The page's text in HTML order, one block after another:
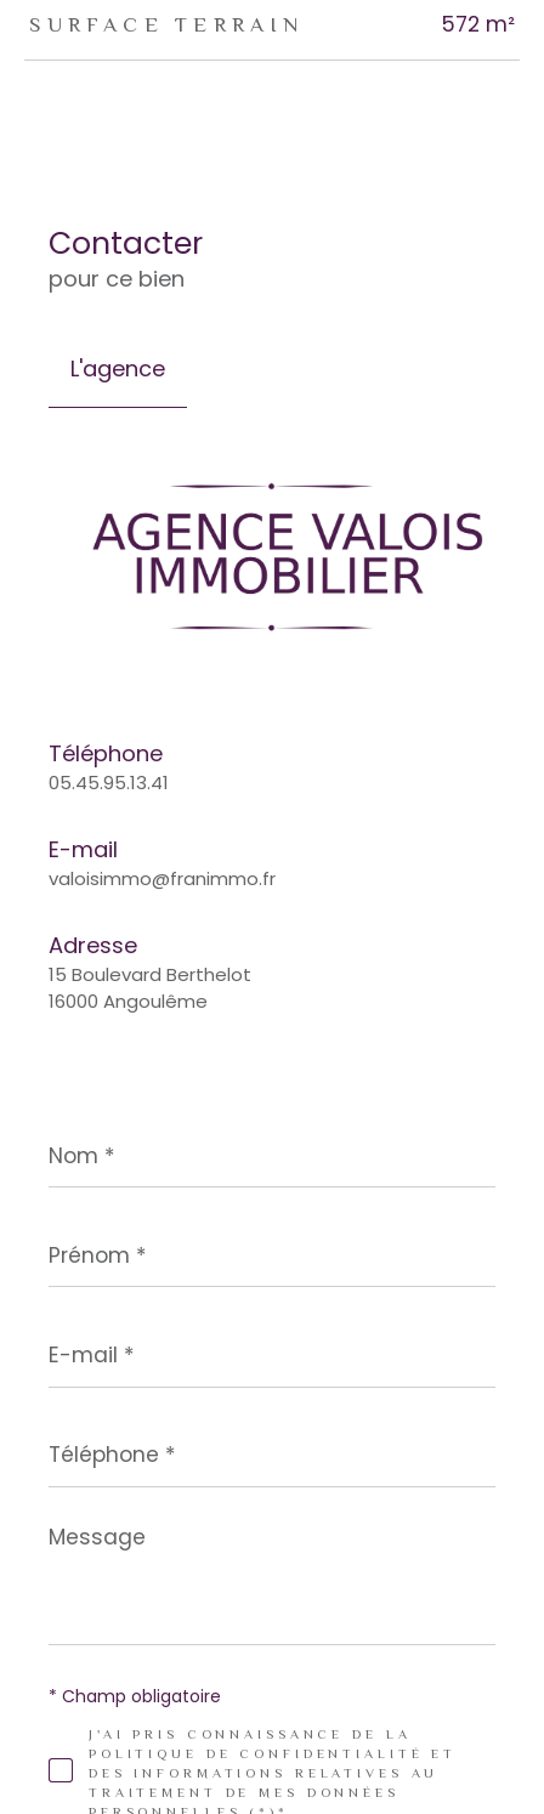
SURFACE TERRAIN 572 m²
Contacter
pour ce bien
L'agence
Téléphone
05.45.95.13.41
E-mail
valoisimmo@franimmo.fr
Adresse
15 Boulevard Berthelot
16000 Angoulême
*
*
mail
*
*
Message
*
J'AI PRIS CONNAISSANCE DE LA
POLITIQUE DE CONFIDENTIALITÉ ET
DES INFORMATIONS RELATIVES AU
TRAITEMENT DE MES DONNÉES
* Champ obligatoire